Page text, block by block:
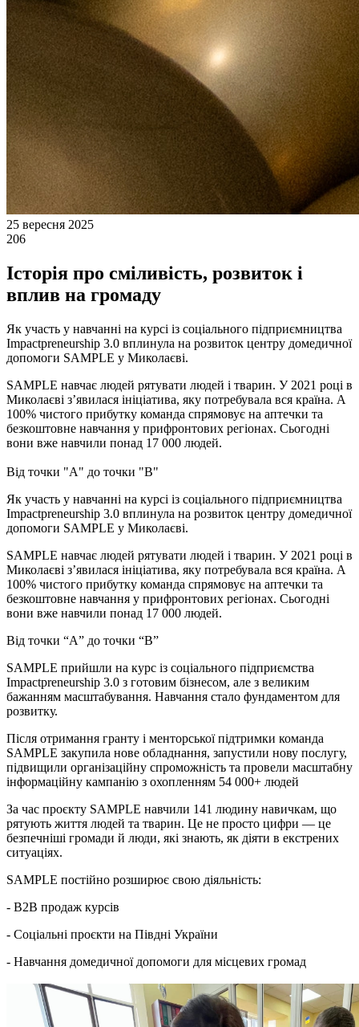
25 вересня 2025
206
Історія про сміливість, розвиток і
вплив на громаду
Як участь у навчанні на курсі із соціального підприємництва
Impactpreneurship 3.0 вплинула на розвиток центру домедичної
допомоги SAMPLE у Миколаєві.
SAMPLE навчає людей рятувати людей і тварин. У 2021 році в
Миколаєві з’явилася ініціатива, яку потребувала вся країна. А
100% чистого прибутку команда спрямовує на аптечки та
безкоштовне навчання у прифронтових регіонах. Сьогодні
вони вже навчили понад 17 000 людей.
Від точки "А" до точки "В"
Як участь у навчанні на курсі із соціального підприємництва
Impactpreneurship 3.0 вплинула на розвиток центру домедичної
допомоги SAMPLE у Миколаєві.
SAMPLE навчає людей рятувати людей і тварин. У 2021 році в
Миколаєві з’явилася ініціатива, яку потребувала вся країна. А
100% чистого прибутку команда спрямовує на аптечки та
безкоштовне навчання у прифронтових регіонах. Сьогодні
вони вже навчили понад 17 000 людей.
Від точки “А” до точки “В”
SAMPLE прийшли на курс із соціального підприємства
Impactpreneurship 3.0 з готовим бізнесом, але з великим
бажанням масштабування. Навчання стало фундаментом для
розвитку.
Після отримання гранту і менторської підтримки команда
SAMPLE закупила нове обладнання, запустили нову послугу,
підвищили організаційну спроможність та провели масштабну
інформаційну кампанію з охопленням 54 000+ людей
За час проєкту SAMPLE навчили 141 людину навичкам, що
рятують життя людей та тварин. Це не просто цифри — це
безпечніші громади й люди, які знають, як діяти в екстрених
ситуаціях.
SAMPLE постійно розширює свою діяльність:
- В2В продаж курсів
- Соціальні проєкти на Півдні України
- Навчання домедичної допомоги для місцевих громад